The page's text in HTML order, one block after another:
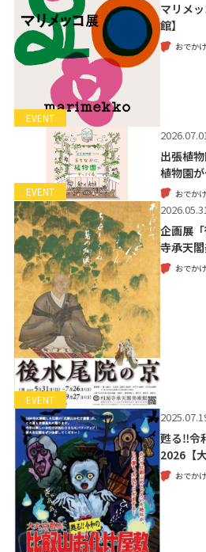
EVENT
マリメ
館】
おでかけ
EVENT
出張植
植物園
おでかけ
EVENT
企画展
寺承天閣
おでかけ
甦る‼令
2026【
おでかけ